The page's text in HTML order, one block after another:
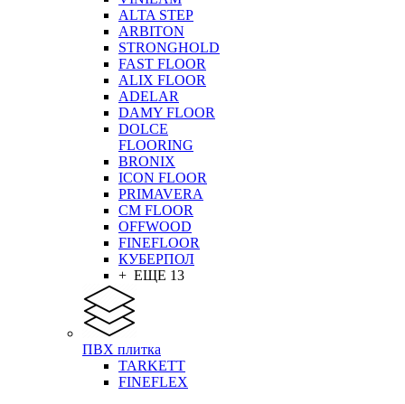
ALTA STEP
ARBITON
STRONGHOLD
FAST FLOOR
ALIX FLOOR
ADELAR
DAMY FLOOR
DOLCE
FLOORING
BRONIX
ICON FLOOR
PRIMAVERA
CM FLOOR
OFFWOOD
FINEFLOOR
КУБЕРПОЛ
+ ЕЩЕ 13
ПВХ плитка
TARKETT
FINEFLEX